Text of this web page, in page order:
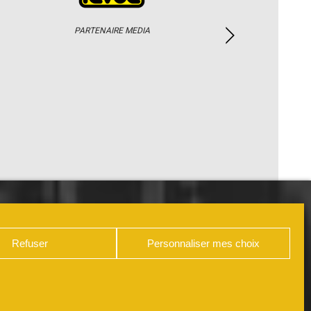
Refuser Personnaliser mes choix
PARTENAIRE MEDIA